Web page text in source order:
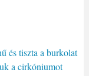
és tiszta a burkolat
a cirkóniumot